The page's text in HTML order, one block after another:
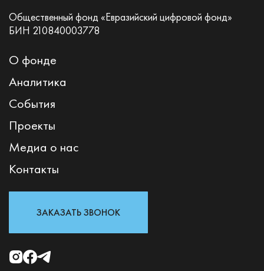
Общественный фонд «Евразийский цифровой фонд»
БИН 210840003778
О фонде
Аналитика
События
Проекты
Медиа о нас
Контакты
ЗАКАЗАТЬ ЗВОНОК